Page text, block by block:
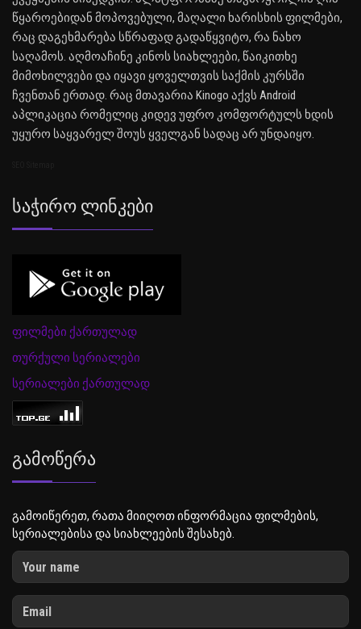
წყაროებიდან მოპოვებული, მაღალი ხარისხის ფილმები,
რაც დაგეხმარება სწრაფად გადაწყვიტო, რა ნახო
საღამოს. აღმოაჩინე კინოს სიახლეები, წაიკითხე
მიმოხილვები და იყავი ყოველთვის საქმის კურსში
ჩვენთან ერთად. რაც მთავარია Kinogo აქვს Android
აპლიკაცია რომელიც კიდევ უფრო კომფორტულს ხდის
უყურო საყვარელ შოუს ყველგან სადაც არ უნდაიყო.
Საჭირო Ლინკები
ფილმები ქართულად
თურქული სერიალები
სერიალები ქართულად
Გამოწერა
გამოიწერეთ, რათა მიიღოთ ინფორმაცია ფილმების,
სერიალებისა და სიახლეების შესახებ.